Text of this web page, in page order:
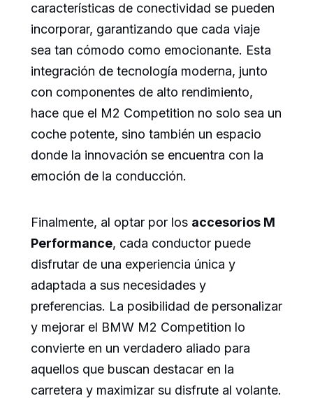
características de conectividad se pueden
incorporar, garantizando que cada viaje
sea tan cómodo como emocionante. Esta
integración de tecnología moderna, junto
con componentes de alto rendimiento,
hace que el M2 Competition no solo sea un
coche potente, sino también un espacio
donde la innovación se encuentra con la
emoción de la conducción.
Finalmente, al optar por los accesorios M
Performance, cada conductor puede
disfrutar de una experiencia única y
adaptada a sus necesidades y
preferencias. La posibilidad de personalizar
y mejorar el BMW M2 Competition lo
convierte en un verdadero aliado para
aquellos que buscan destacar en la
carretera y maximizar su disfrute al volante.